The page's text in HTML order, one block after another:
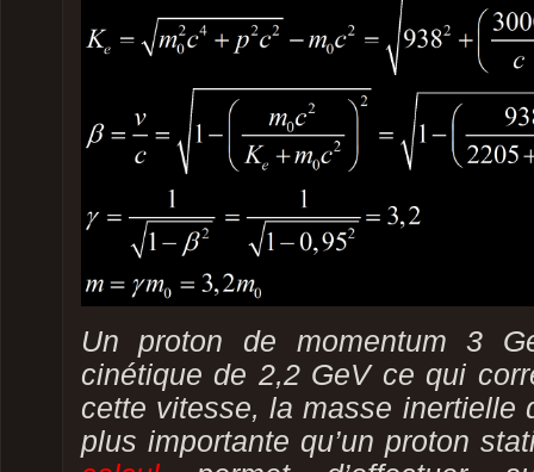
Un proton de momentum 3
cinétique de 2,2 GeV ce qui
cette vitesse, la masse inertielle
plus importante qu’un proton